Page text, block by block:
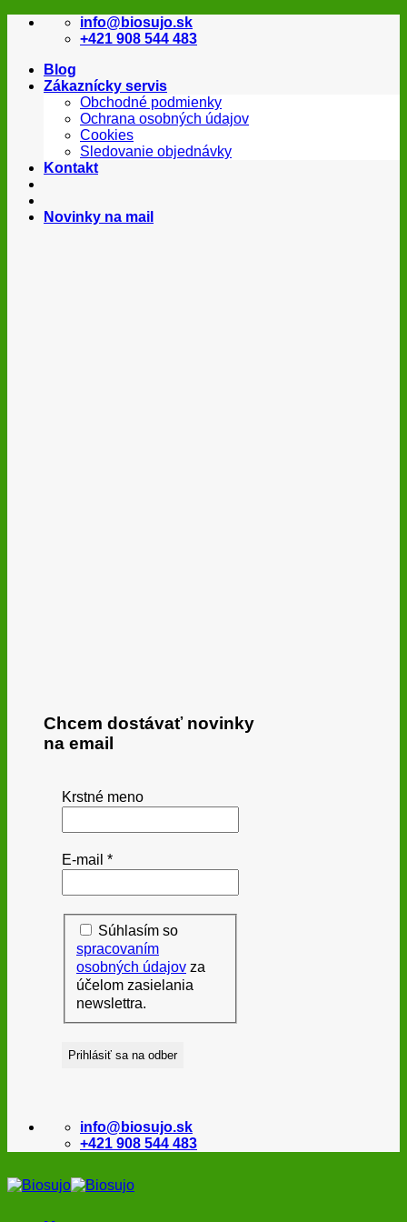
Skip
info@biosujo.sk
+421 908 544 483
Blog
Zákaznícky servis
Obchodné podmienky
Ochrana osobných údajov
Cookies
Sledovanie objednávky
Kontakt
Novinky na mail
Chcem dostávať novinky
na email
Krstné meno
E-mail *
Súhlasím so
spracovaním
osobných údajov za
účelom zasielania
newslettra.
info@biosujo.sk
+421 908 544 483